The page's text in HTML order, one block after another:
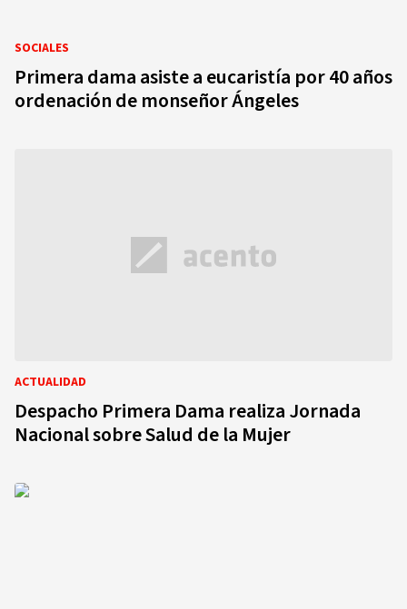
SOCIALES
Primera dama asiste a eucaristía por 40 años
ordenación de monseñor Ángeles
ACTUALIDAD
Despacho Primera Dama realiza Jornada
Nacional sobre Salud de la Mujer